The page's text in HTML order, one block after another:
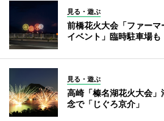
見る・遊ぶ
前橋花火大会「ファー
イベント」臨時駐車場も
見る・遊ぶ
高崎「榛名湖花火大会
念で「じぐろ京介」